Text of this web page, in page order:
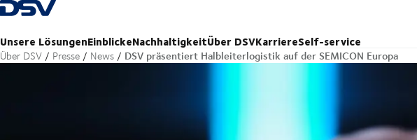
Zurück zur Startseite
Unsere LösungenEinblickeNachhaltigkeitÜber DSVKarriereSelf-service
Über DSV Presse News DSV präsentiert Halbleiterlogistik auf der SEMICON Europa